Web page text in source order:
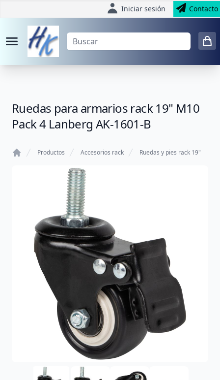
Iniciar sesión Contacto
Ruedas para armarios rack 19" M10
Pack 4 Lanberg AK-1601-B
Productos Accesorios rack Ruedas y pies rack 19"